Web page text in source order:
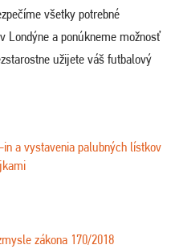
všetky potrebné
Londýne a ponúkneme možnosť
užijete váš futbalový
a vystavenia palubných lístkov
zákona 170/2018